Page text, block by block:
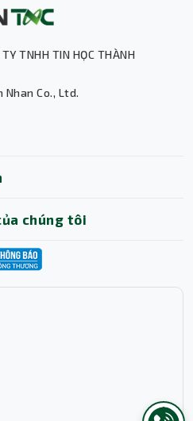
TNHH TIN HỌC THÀNH
Co., Ltd.
chúng tôi
hồi tức thì